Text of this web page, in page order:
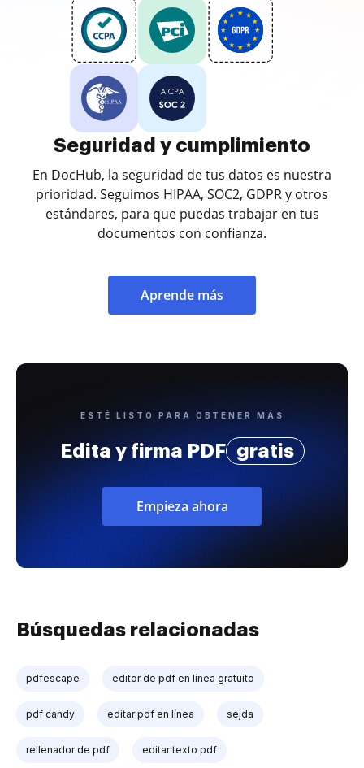
Seguridad y cumplimiento
En DocHub, la seguridad de tus datos es nuestra
prioridad. Seguimos HIPAA, SOC2, GDPR y otros
estándares, para que puedas trabajar en tus
documentos con confianza.
Aprende más
ESTÉ LISTO PARA OBTENER MÁS
Edita y firma PDF gratis
Empieza ahora
Búsquedas relacionadas
pdfescape editor de pdf en línea gratuito
pdf candy editar pdf en línea sejda
rellenador de pdf editar texto pdf